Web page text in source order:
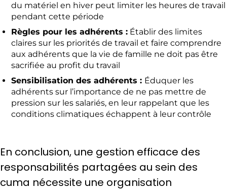
du matériel en hiver peut limiter les heures de travail
pendant cette période
Règles pour les adhérents : Établir des limites
claires sur les priorités de travail et faire comprendre
aux adhérents que la vie de famille ne doit pas être
sacrifiée au profit du travail
Sensibilisation des adhérents : Éduquer les
adhérents sur l’importance de ne pas mettre de
pression sur les salariés, en leur rappelant que les
conditions climatiques échappent à leur contrôle
En conclusion, une gestion efficace des
responsabilités partagées au sein des
cuma nécessite une organisation